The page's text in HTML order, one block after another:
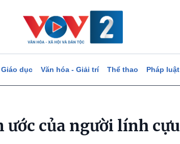
Giáo dục Văn hóa - Giải trí Thể thao Pháp luật
ước của người lính cựu